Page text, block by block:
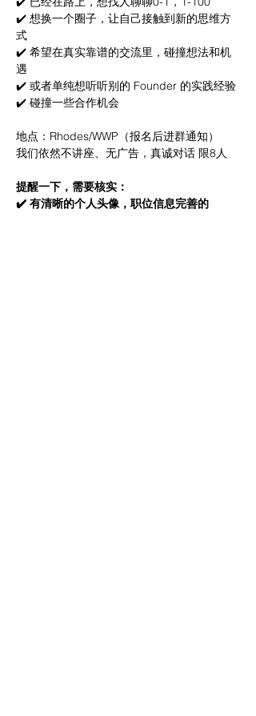
✔️ 想换一个圈子，让自己接触到新的思维方
式
✔️ 希望在真实靠谱的交流里，碰撞想法和机
遇
✔️ 或者单纯想听听别的 Founder 的实践经验
✔️ 碰撞一些合作机会
地点：Rhodes/WWP（报名后进群通知）
我们依然不讲座、无广告，真诚对话 限8人
提醒一下，需要核实：
✔️ 有清晰的个人头像，职位信息完善的